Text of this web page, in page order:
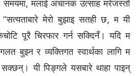
मलाई अचानक उत्साह मरेजस्तो
मेरो बुझाइ सतही छ, म यी
पूरै चिरफार गर्न सक्दिनँ। यदि म
बुझ्न र व्यक्तिगत स्वार्थका लागि म
यी पिङ्गले यसबारे थाहा पाइन्